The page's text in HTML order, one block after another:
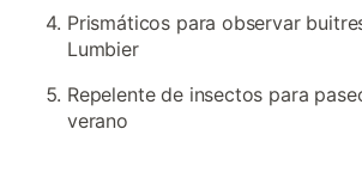
Prismáticos para observar
Lumbier
Repelente de insectos para
verano